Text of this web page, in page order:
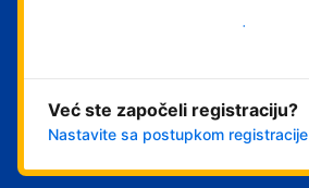
Počnite odmah
Već ste započeli registraciju?
Nastavite sa postupkom registracije